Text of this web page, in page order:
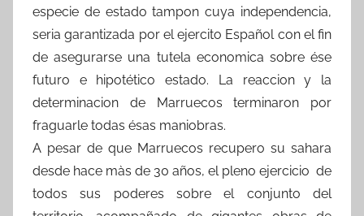
especie de estado tampon cuya independencia,
seria garantizada por el ejercito Español con el fin
de asegurarse una tutela economica sobre ése
futuro e hipotético estado. La reaccion y la
determinacion de Marruecos terminaron por
fraguarle todas ésas maniobras.
A pesar de que Marruecos recupero su sahara
desde hace màs de 30 años, el pleno ejercicio de
todos sus poderes sobre el conjunto del